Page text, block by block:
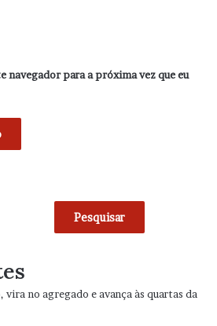
navegador para a próxima vez que eu
Pesquisar
no agregado e avança às quartas da